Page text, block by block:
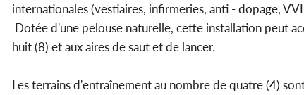
internationales (vestiaires, infirmeries, anti - dopage,
Dotée d'une pelouse naturelle, cette installation peut
huit (8) et aux aires de saut et de lancer.
Les terrains d'entraînement au nombre de quatre (4)